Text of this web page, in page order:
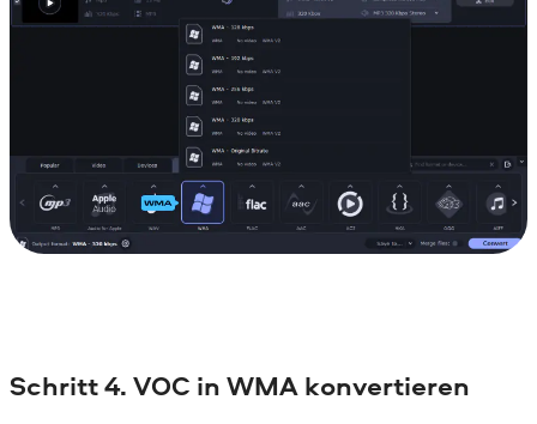
Schritt 4. VOC in WMA konvertieren